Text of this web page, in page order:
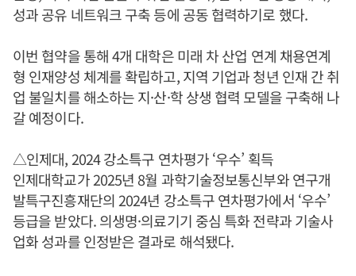
성과 공유 네트워크 구축 등에 공동 협력하기로 했다.
이번 협약을 통해 4개 대학은 미래 차 산업 연계 채용연계
형 인재양성 체계를 확립하고, 지역 기업과 청년 인재 간 취
업 불일치를 해소하는 지·산·학 상생 협력 모델을 구축해 나
갈 예정이다.
△인제대, 2024 강소특구 연차평가 ‘우수’ 획득
인제대학교가 2025년 8월 과학기술정보통신부와 연구개
발특구진흥재단의 2024년 강소특구 연차평가에서 ‘우수’
등급을 받았다. 의생명·의료기기 중심 특화 전략과 기술사
업화 성과를 인정받은 결과로 해석됐다.